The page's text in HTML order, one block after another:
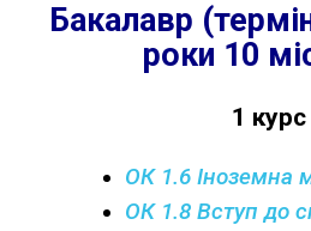
Бакалавр
роки 10
1 курс
ОК 1.6 Іноземна
ОК 1.8 Вступ до